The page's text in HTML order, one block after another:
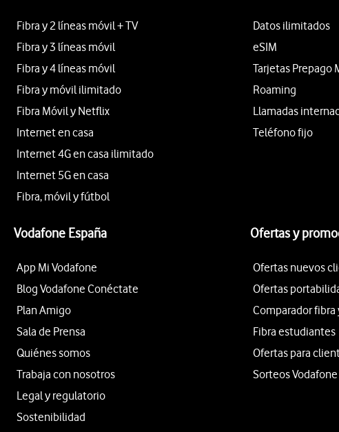
Fibra y 2 líneas móvil + TV
Fibra y 3 líneas móvil
Fibra y 4 líneas móvil
Fibra y móvil ilimitado
Fibra Móvil y Netflix
Internet en casa
Internet 4G en casa ilimitado
Internet 5G en casa
Fibra, móvil y fútbol
Datos ilimitados
eSIM
Tarjetas Prepago
Roaming
Llamadas
Teléfono fijo
Vodafone España
App Mi Vodafone
Blog Vodafone Conéctate
Plan Amigo
Sala de Prensa
Quiénes somos
Trabaja con nosotros
Legal y regulatorio
Sostenibilidad
Ofertas y
Ofertas nuevos
Ofertas
Comparador fibra
Fibra estudiantes
Ofertas para
Sorteos Vodafone